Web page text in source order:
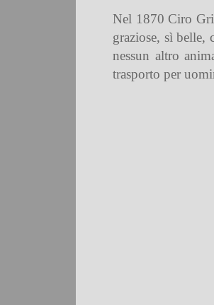
Nel 1870 Ciro
graziose, sì
nessun altro
trasporto per